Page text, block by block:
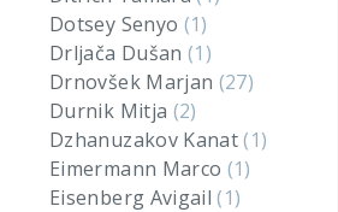
Dotsey Senyo (1)
Drljača Dušan(1)
Drnovšek Marjan (27)
Durnik Mitja (2)
Dzhanuzakov Kanat(1)
Eimermann Marco (1)
Eisenberg Avigail(1)